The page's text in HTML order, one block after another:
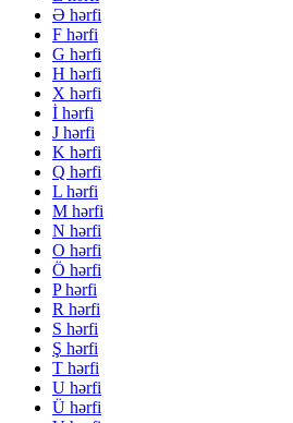
Ə hərfi
F hərfi
G hərfi
H hərfi
X hərfi
İ hərfi
J hərfi
K hərfi
Q hərfi
L hərfi
M hərfi
N hərfi
O hərfi
Ö hərfi
P hərfi
R hərfi
S hərfi
Ş hərfi
T hərfi
U hərfi
Ü hərfi